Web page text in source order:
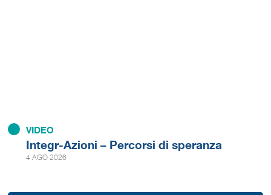
VIDEO
Integr-Azioni – Percorsi di speranza
4 AGO 2026